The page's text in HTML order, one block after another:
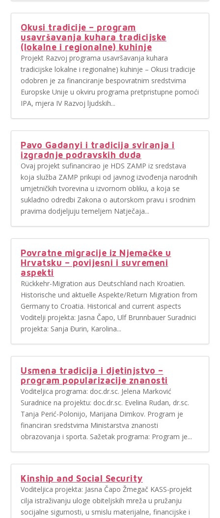
Okusi tradicije – program
usavršavanja kuhara tradicijske
(lokalne i regionalne) kuhinje
Projekt Razvoj programa usavršavanja kuhara
tradicijske lokalne i regionalne) kuhinje – Okusi tradicije
odobren je za financiranje bespovratnim sredstvima
Europske Unije u okviru programa pretpristupne pomoći
IPA, mjera IV Razvoj ljudskih...
Pavo Gadanyi i tradicija sviranja i
izgradnje podravskih duda
Ovaj projekt sufinancirao je HDS ZAMP iz sredstava
koja služba ZAMP prikupi od javnog izvođenja narodnih
umjetničkih tvorevina u izvornom obliku, a koja se
sukladno odredbi Zakona o autorskom pravu i srodnim
pravima dodjeljuju temeljem Natječaja...
Povratne migracije iz Njemačke u
Hrvatsku – povijesni i suvremeni
aspekti
Rückkehr-Migration aus Deutschland nach Kroatien.
Historische und aktuelle Aspekte/Return Migration from
Germany to Croatia. Historical and current aspects
Voditelji projekta: Jasna Čapo, Ulf Brunnbauer Suradnici
projekta: Sanja Đurin, Karolina...
Usmena tradicija i djetinjstvo –
program popularizacije znanosti
Voditeljica programa: doc.dr.sc. Jelena Marković
Suradnice na projektu: doc.dr.sc. Evelina Rudan, dr.sc.
Tanja Perić-Polonijo, Marijana Dimkov. Program je
financiran sredstvima Ministarstva znanosti
obrazovanja i sporta. Sažetak programa: Program je...
Kinship and Social Security
Voditeljica projekta: Jasna Čapo Žmegač KASS-projekt
cilja istraživanju uloge obiteljskih mreža u pružanju
socijalne sigurnosti, u smislu materijalne, financijske i